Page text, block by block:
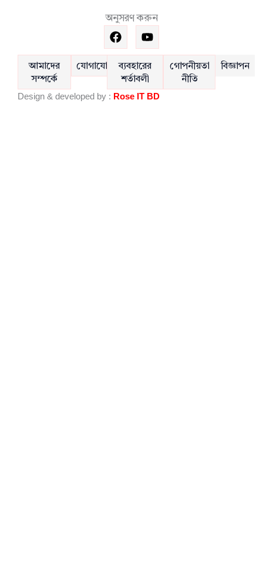
অনুসরণ করুন
F
a
c
e
b
o
o
Y
o
u
t
u
b
e
আমাদের
সম্পর্কে
যোগাযোগ
ব্যবহারের
শর্তাবলী
গোপনীয়তা
নীতি
বিজ্ঞাপন
Design & developed by : Rose IT BD